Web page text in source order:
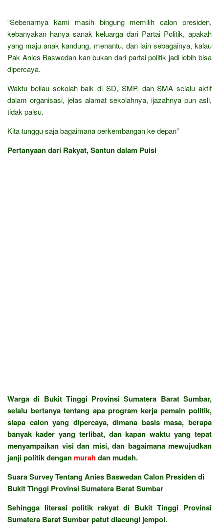
“Sebenarnya kami masih bingung memilih calon presiden,
kebanyakan hanya sanak keluarga dari Partai Politik, apakah
yang maju anak kandung, menantu, dan lain sebagainya, kalau
Pak Anies Baswedan kan bukan dari partai politik jadi lebih bisa
dipercaya.
Waktu beliau sekolah baik di SD, SMP, dan SMA selalu aktif
dalam organisasi, jelas alamat sekolahnya, ijazahnya pun asli,
tidak palsu.
Kita tunggu saja bagaimana perkembangan ke depan”
Pertanyaan dari Rakyat, Santun dalam Puisi
Warga di Bukit Tinggi Provinsi Sumatera Barat Sumbar,
selalu bertanya tentang apa program kerja pemain politik,
siapa calon yang dipercaya, dimana basis masa, berapa
banyak kader yang terlibat, dan kapan waktu yang tepat
menyampaikan visi dan misi, dan bagaimana mewujudkan
janji politik denganmurahdan mudah.
Suara Survey Tentang Anies Baswedan Calon Presiden di
Bukit Tinggi Provinsi Sumatera Barat Sumbar
Sehingga literasi politik rakyat di Bukit Tinggi Provinsi
Sumatera Barat Sumbar patut diacungi jempol.